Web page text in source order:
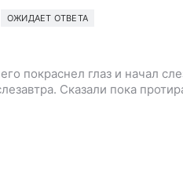
ОЖИДАЕТ ОТВЕТА
покраснел глаз и начал
Сказали пока